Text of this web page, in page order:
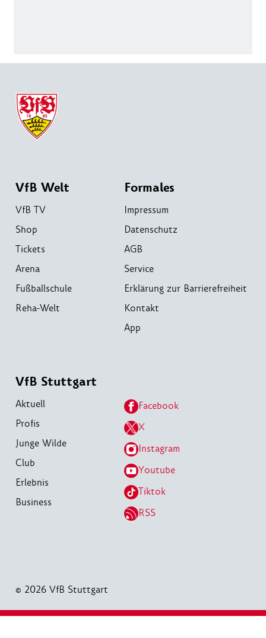
VfB Welt
VfB TV
Shop
Tickets
Arena
Fußballschule
Reha-Welt
Formales
Impressum
Datenschutz
AGB
Service
Erklärung zur Barrierefreiheit
Kontakt
App
VfB Stuttgart
Aktuell
Profis
Junge Wilde
Club
Erlebnis
Business
Facebook
X
Instagram
Youtube
Tiktok
RSS
© 2026 VfB Stuttgart